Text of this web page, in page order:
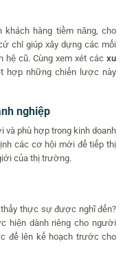
khách hàng tiềm năng, cho
chỉ giúp xây dựng các mối
hệ cũ. Cùng xem xét cácxu
hợp những chiến lược này
nghiệp
và phù hợp trong kinh doanh
các cơ hội mới để tiếp thị
của thị trường.
thực sự được nghĩ đến?
hiện dành riêng cho người
để lên kế hoạch trước cho